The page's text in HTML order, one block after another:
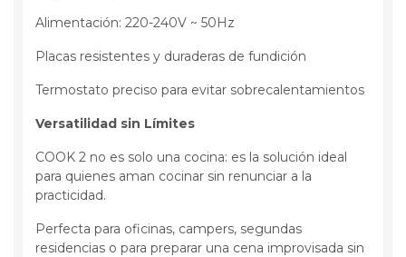
Alimentación: 220-240V ~ 50Hz
Placas resistentes y duraderas de fundición
Termostato preciso para evitar sobrecalentamientos
Versatilidad sin Límites
COOK 2 no es solo una cocina: es la solución ideal
para quienes aman cocinar sin renunciar a la
practicidad.
Perfecta para oficinas, campers, segundas
residencias o para preparar una cena improvisada sin